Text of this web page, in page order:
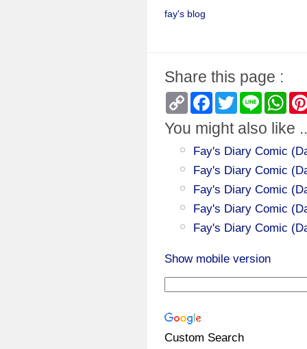
fay's blog
Share this page :
Copy
Link
Facebook
TwitterLine
You might also like
Fay's Diary Comic
Fay's Diary Comic
Fay's Diary Comic
Fay's Diary Comic
Fay's Diary Comic
Show mobile version
Custom Search